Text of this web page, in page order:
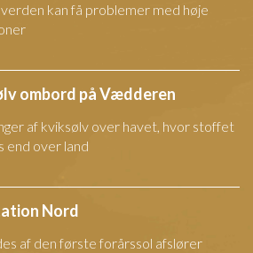
kan få problemer med høje
ombord på Vædderen
af kviksølv over havet, hvor stoffet
end over land
Nord
af den første forårssol afslører